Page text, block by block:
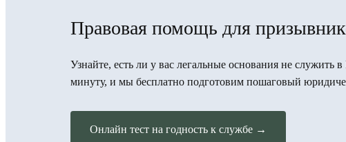
Правовая помощь для
Узнайте, есть ли у вас легальные основания не служить
минуту, и мы бесплатно подготовим пошаговый
Онлайн тест на годность к службе →